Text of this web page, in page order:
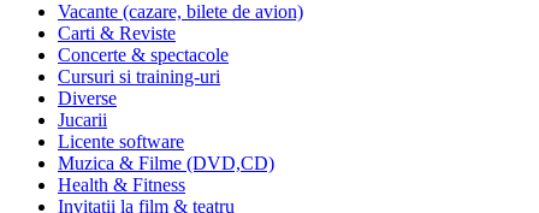
Vacante (cazare, bilete de avion)
Carti & Reviste
Concerte & spectacole
Cursuri si training-uri
Diverse
Jucarii
Licente software
Muzica & Filme (DVD,CD)
Health & Fitness
Invitatii la film & teatru